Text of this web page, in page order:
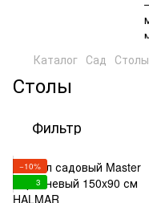
Каталог Сад Столы
Столы
Фильтр
−10%
3